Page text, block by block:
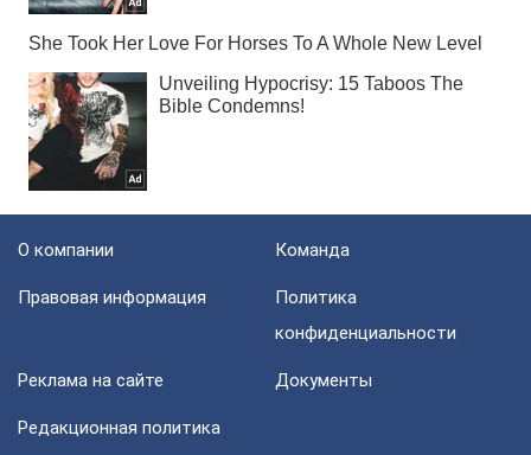
О компании Команда
Правовая информация
Политика
конфиденциальности
Реклама на сайте Документы
Редакционная политика